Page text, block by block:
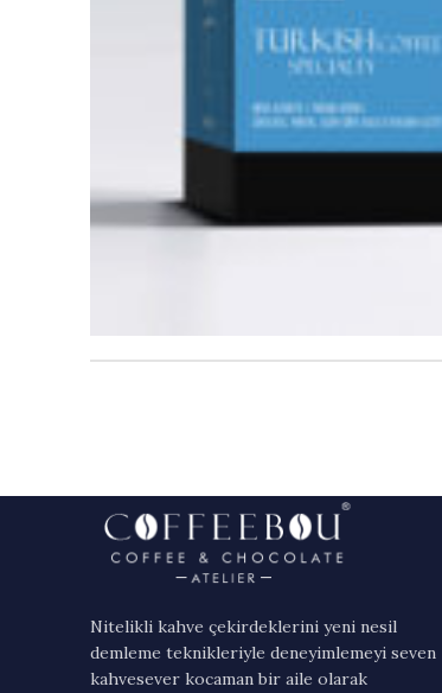
Nitelikli kahve çekirdeklerini yeni nesil
demleme teknikleriyle deneyimlemeyi seven
kahvesever kocaman bir aile olarak